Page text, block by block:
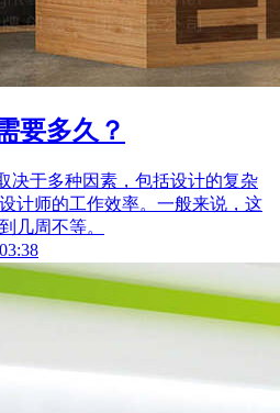
要多久？
决于多种因素，包括设计的复杂
计师的工作效率。一般来说，这
几周不等。